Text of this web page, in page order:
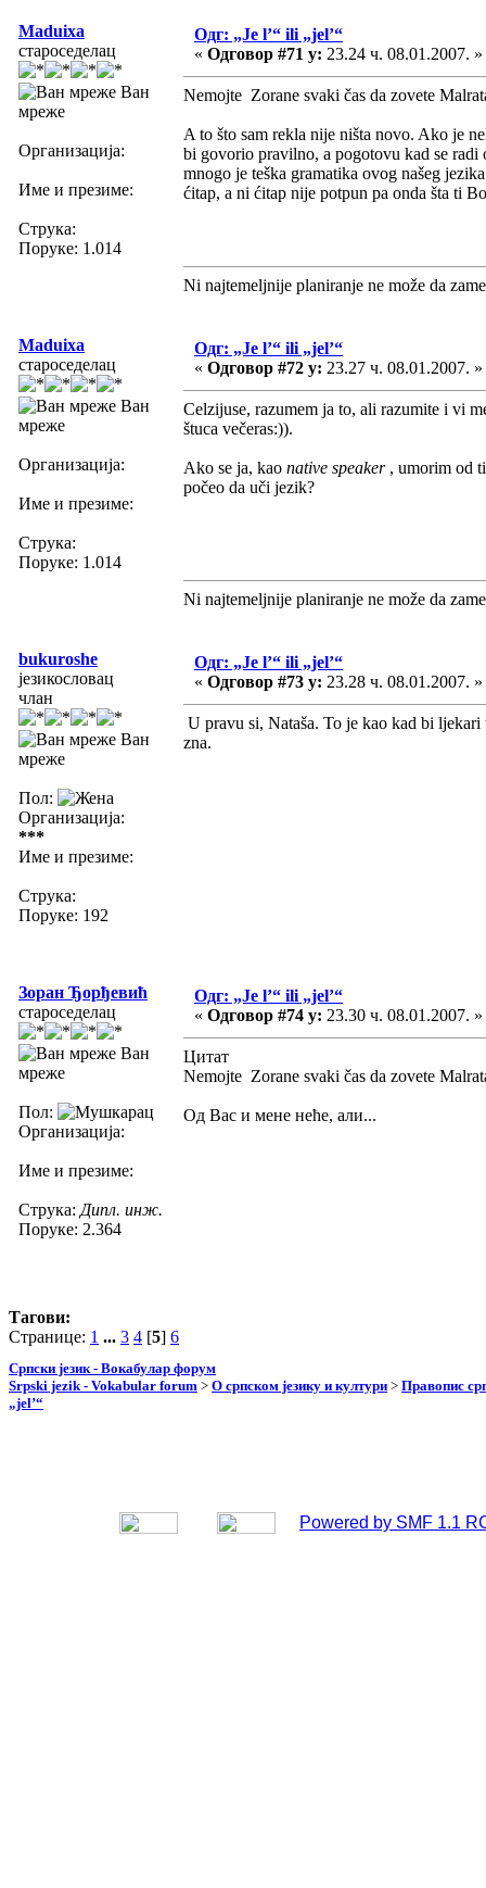
Maduixa
староседелац
Ван
мреже
Организација:
Име и презиме:
Струка:
Поруке: 1.014
Одг: „Je l’“ ili „jel’“
« Одговор #71 у: 23.24 ч. 08.01.2007. »
Nemojte Zorane svaki čas da zovete
A to što sam rekla nije ništa novo. Ako je
bi govorio pravilno, a pogotovu kad se radi
mnogo je teška gramatika ovog našeg
ćitap, a ni ćitap nije potpun pa onda šta ti
Ni najtemeljnije planiranje ne može da
Maduixa
староседелац
Ван
мреже
Организација:
Име и презиме:
Струка:
Поруке: 1.014
Одг: „Je l’“ ili „jel’“
« Одговор #72 у: 23.27 ч. 08.01.2007. »
Celzijuse, razumem ja to, ali razumite i vi
štuca večeras:)).
Ako se ja, kao native speaker , umorim od
počeo da uči jezik?
Ni najtemeljnije planiranje ne može da
bukuroshe
језикословац
члан
Ван
мреже
Пол:
Организација:
***
Име и презиме:
Струка:
Поруке: 192
Одг: „Je l’“ ili „jel’“
« Одговор #73 у: 23.28 ч. 08.01.2007. »
U pravu si, Nataša. To je kao kad bi
zna.
Зоран Ђорђевић
староседелац
Ван
мреже
Пол:
Организација:
Име и презиме:
Струка: Дипл. инж.
Поруке: 2.364
Одг: „Je l’“ ili „jel’“
« Одговор #74 у: 23.30 ч. 08.01.2007. »
Цитат
Nemojte Zorane svaki čas da zovete
Од Вас и мене неће, али...
Тагови:
Странице: 1 ... 3 4 [5] 6
Српски језик - Вокабулар форум
Srpski jezik - Vokabular forum > О српском језику и култури > Правопис
„jel’“
Powered by SMF 1.1